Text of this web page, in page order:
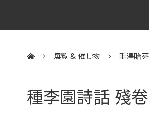
展覧 & 催し物 手澤貽芬
種李園詩話 殘卷